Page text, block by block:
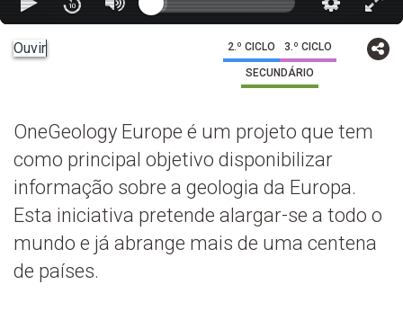
Ouvir 2.º CICLO 3.º CICLO
SECUNDÁRIO
OneGeology Europe é um projeto que tem
como principal objetivo disponibilizar
informação sobre a geologia da Europa.
Esta iniciativa pretende alargar-se a todo o
mundo e já abrange mais de uma centena
de países.